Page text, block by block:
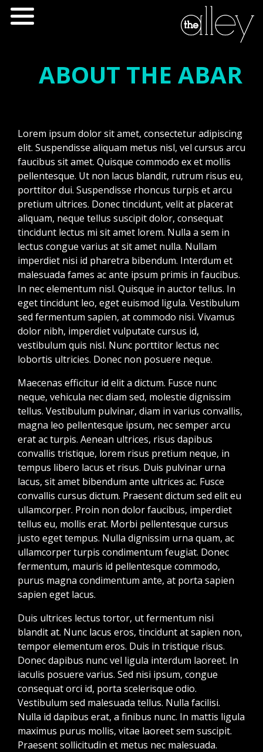
ABOUT THE ABAR
Lorem ipsum dolor sit amet, consectetur adipiscing
elit. Suspendisse aliquam metus nisl, vel cursus arcu
faucibus sit amet. Quisque commodo ex et mollis
pellentesque. Ut non lacus blandit, rutrum risus eu,
porttitor dui. Suspendisse rhoncus turpis et arcu
pretium ultrices. Donec tincidunt, velit at placerat
aliquam, neque tellus suscipit dolor, consequat
tincidunt lectus mi sit amet lorem. Nulla a sem in
lectus congue varius at sit amet nulla. Nullam
imperdiet nisi id pharetra bibendum. Interdum et
malesuada fames ac ante ipsum primis in faucibus.
In nec elementum nisl. Quisque in auctor tellus. In
eget tincidunt leo, eget euismod ligula. Vestibulum
sed fermentum sapien, at commodo nisi. Vivamus
dolor nibh, imperdiet vulputate cursus id,
vestibulum quis nisl. Nunc porttitor lectus nec
lobortis ultricies. Donec non posuere neque.
Maecenas efficitur id elit a dictum. Fusce nunc
neque, vehicula nec diam sed, molestie dignissim
tellus. Vestibulum pulvinar, diam in varius convallis,
magna leo pellentesque ipsum, nec semper arcu
erat ac turpis. Aenean ultrices, risus dapibus
convallis tristique, lorem risus pretium neque, in
tempus libero lacus et risus. Duis pulvinar urna
lacus, sit amet bibendum ante ultrices ac. Fusce
convallis cursus dictum. Praesent dictum sed elit eu
ullamcorper. Proin non dolor faucibus, imperdiet
tellus eu, mollis erat. Morbi pellentesque cursus
justo eget tempus. Nulla dignissim urna quam, ac
ullamcorper turpis condimentum feugiat. Donec
fermentum, mauris id pellentesque commodo,
purus magna condimentum ante, at porta sapien
sapien eget lacus.
Duis ultrices lectus tortor, ut fermentum nisi
blandit at. Nunc lacus eros, tincidunt at sapien non,
tempor elementum eros. Duis in tristique risus.
Donec dapibus nunc vel ligula interdum laoreet. In
iaculis posuere varius. Sed nisi ipsum, congue
consequat orci id, porta scelerisque odio.
Vestibulum sed malesuada tellus. Nulla facilisi.
Nulla id dapibus erat, a finibus nunc. In mattis ligula
maximus purus mollis, vitae laoreet sem suscipit.
Praesent sollicitudin et metus nec malesuada.